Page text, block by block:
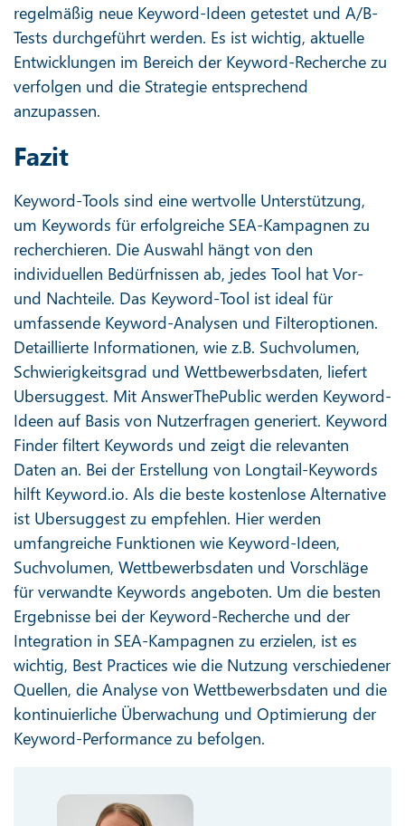
regelmäßig neue Keyword-Ideen getestet und A/B-
Tests durchgeführt werden. Es ist wichtig, aktuelle
Entwicklungen im Bereich der Keyword-Recherche zu
verfolgen und die Strategie entsprechend
anzupassen.
Fazit
Keyword-Tools sind eine wertvolle Unterstützung,
um Keywords für erfolgreiche SEA-Kampagnen zu
recherchieren. Die Auswahl hängt von den
individuellen Bedürfnissen ab, jedes Tool hat Vor-
und Nachteile. Das Keyword-Tool ist ideal für
umfassende Keyword-Analysen und Filteroptionen.
Detaillierte Informationen, wie z.B. Suchvolumen,
Schwierigkeitsgrad und Wettbewerbsdaten, liefert
Ubersuggest. Mit AnswerThePublic werden Keyword-
Ideen auf Basis von Nutzerfragen generiert. Keyword
Finder filtert Keywords und zeigt die relevanten
Daten an. Bei der Erstellung von Longtail-Keywords
hilft Keyword.io. Als die beste kostenlose Alternative
ist Ubersuggest zu empfehlen. Hier werden
umfangreiche Funktionen wie Keyword-Ideen,
Suchvolumen, Wettbewerbsdaten und Vorschläge
für verwandte Keywords angeboten. Um die besten
Ergebnisse bei der Keyword-Recherche und der
Integration in SEA-Kampagnen zu erzielen, ist es
wichtig, Best Practices wie die Nutzung verschiedener
Quellen, die Analyse von Wettbewerbsdaten und die
kontinuierliche Überwachung und Optimierung der
Keyword-Performance zu befolgen.